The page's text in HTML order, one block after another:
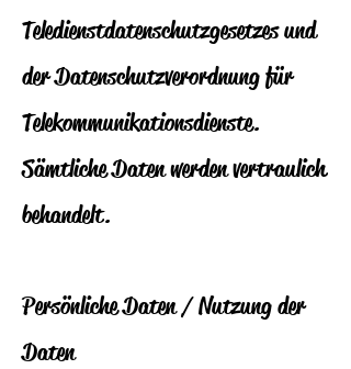
Teledienstdatenschutzgesetzes und
der Datenschutzverordnung für
Telekommunikationsdienste.
Sämtliche Daten werden vertraulich
behandelt.
Persönliche Daten / Nutzung der
Daten